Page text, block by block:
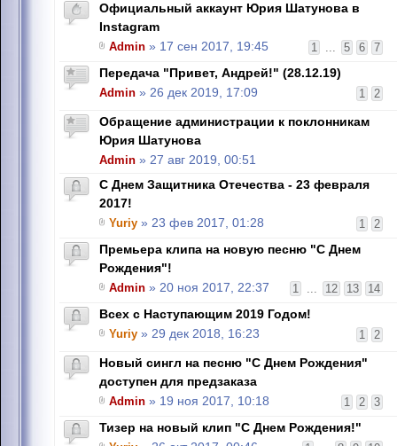
Официальный аккаунт Юрия Шатунова в
Instagram
1 ... 5 6 7
Admin » 17 сен 2017, 19:45
Передача "Привет, Андрей!" (28.12.19)
1 2
Admin » 26 дек 2019, 17:09
Обращение администрации к поклонникам
Юрия Шатунова
Admin » 27 авг 2019, 00:51
С Днем Защитника Отечества - 23 февраля
2017!
1 2
Yuriy » 23 фев 2017, 01:28
Премьера клипа на новую песню "С Днем
Рождения"!
1 ... 12 13 14
Admin » 20 ноя 2017, 22:37
Всех с Наступающим 2019 Годом!
1 2
Yuriy » 29 дек 2018, 16:23
Новый сингл на песню "С Днем Рождения"
доступен для предзаказа
1 2 3
Admin » 19 ноя 2017, 10:18
Тизер на новый клип "С Днем Рождения!"